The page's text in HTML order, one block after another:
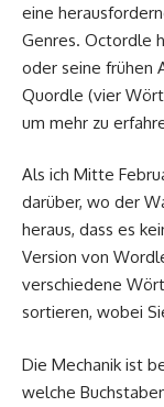
eine
Genres. Octordle
oder seine frühen
Quordle (vier
um mehr zu
Als ich Mitte
darüber, wo der
heraus, dass es
Version von
verschiedene
sortieren, wobei
Die Mechanik ist
welche